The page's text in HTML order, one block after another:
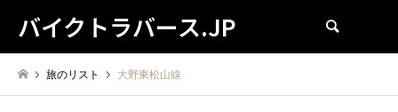
バイクトラバース.JP
旅のリスト 大野東松山線